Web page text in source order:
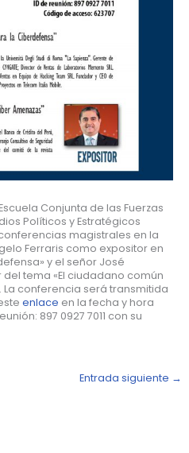
Conjunta de las Fuerzas
Políticos y Estratégicos
magistrales en la
Ferraris como expositor en
y el señor José
tema «El ciudadano común
conferencia será transmitida
enlace en la fecha y hora
897 0927 7011 con su
Entrada siguiente →